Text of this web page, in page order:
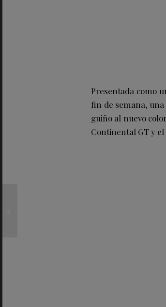
Presentada como
fin de semana, una
guiño al nuevo
Continental GT y el